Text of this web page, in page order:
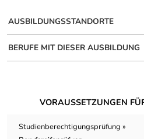
AUSBILDUNGSSTANDORTE
BERUFE MIT DIESER AUSBILDUNG
VORAUSSETZUNGEN
Studienberechtigungsprüfung »